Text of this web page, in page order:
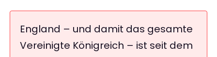
England – und damit das gesamte
Vereinigte Königreich – ist seit dem